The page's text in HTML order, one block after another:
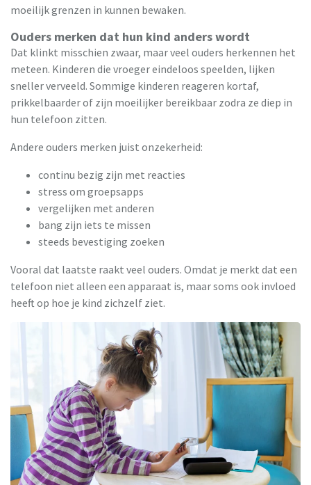
moeilijk grenzen in kunnen bewaken.
Ouders merken dat hun kind anders wordt
Dat klinkt misschien zwaar, maar veel ouders herkennen het
meteen. Kinderen die vroeger eindeloos speelden, lijken
sneller verveeld. Sommige kinderen reageren kortaf,
prikkelbaarder of zijn moeilijker bereikbaar zodra ze diep in
hun telefoon zitten.
Andere ouders merken juist onzekerheid:
continu bezig zijn met reacties
stress om groepsapps
vergelijken met anderen
bang zijn iets te missen
steeds bevestiging zoeken
Vooral dat laatste raakt veel ouders. Omdat je merkt dat een
telefoon niet alleen een apparaat is, maar soms ook invloed
heeft op hoe je kind zichzelf ziet.